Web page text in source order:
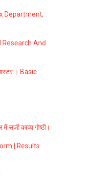
Department,
And
। Basic
में सजी काव्य गोष्ठी।
| Results